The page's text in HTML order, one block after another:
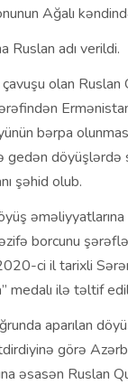
Ağalı
Ruslan adı verildi.
olan Ruslan
bərpa
döyüşlərdə
şəhid olub.
əməliyyatlarına
borcunu
ci il tarixli
medalı ilə təltif
aparılan
görə
əsasən Ruslan